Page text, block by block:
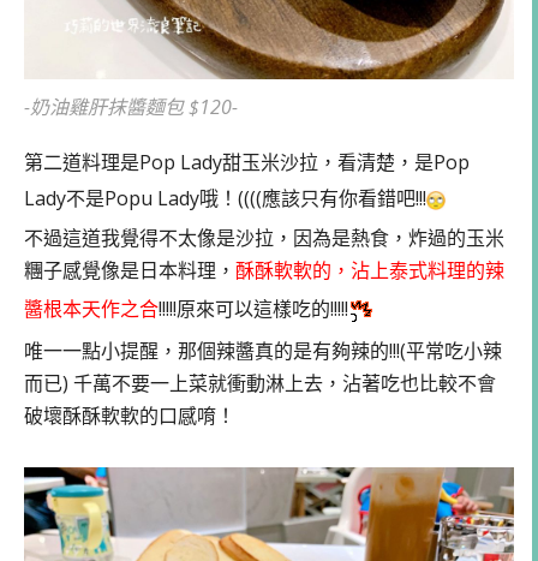
-奶油雞肝抹醬麵包 $120-
第二道料理是Pop Lady甜玉米沙拉，看清楚，是Pop
Lady不是Popu Lady哦！((((應該只有你看錯吧!!!
不過這道我覺得不太像是沙拉，因為是熱食，炸過的玉米
糰子感覺像是日本料理， 酥酥軟軟的，沾上泰式料理的辣
醬根本天作之合!!!!!原來可以這樣吃的!!!!!
唯一一點小提醒，那個辣醬真的是有夠辣的!!!(平常吃小辣
而已) 千萬不要一上菜就衝動淋上去，沾著吃也比較不會
破壞酥酥軟軟的口感唷！